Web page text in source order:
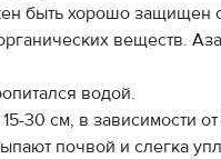
быть хорошо защищен
веществ.
водой.
30 см, в зависимости
почвой и слегка